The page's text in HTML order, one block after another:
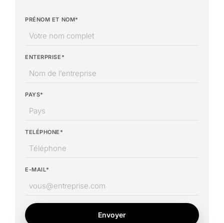
PRÉNOM ET NOM*
ENTERPRISE*
PAYS*
TELÉPHONE*
E-MAIL*
Envoyer